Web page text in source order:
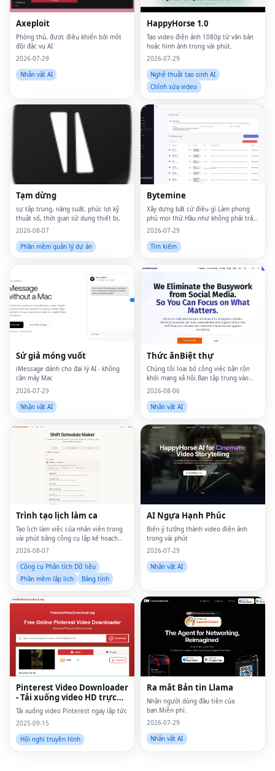
Axeploit
Phòng thủ, được điều khiển bởi một
đội đặc vụ AI
2026-07-29
Nhân vật AI
HappyHorse 1.0
Tạo video điện ảnh 1080p từ văn bản
hoặc hình ảnh trong vài phút.
2026-07-29
Nghệ thuật tạo sinh AI
Chỉnh sửa video
Tạm dừng
sự tập trung, năng suất, phúc lợi kỹ
thuật số, thời gian sử dụng thiết bị,
2026-08-07
Phần mềm quản lý dự án
Bytemine
Xây dựng bất cứ điều gì.Làm phong
phú mọi thứ.Hầu như không phải trả
gì.
2026-07-29
Tìm kiếm
Sứ giả móng vuốt
iMessage dành cho đại lý AI - không
cần máy Mac
2026-07-29
Nhân vật AI
Thức ănBiệt thự
Chúng tôi loại bỏ công việc bận rộn
khỏi mạng xã hội.Bạn tập trung vào
những gì quan trọng.
2026-08-06
Nhân vật AI
Trình tạo lịch làm ca
Tạo lịch làm việc của nhân viên trong
vài phút bằng công cụ lập kế hoạch
trực tuyến đơn giản
2026-08-07
Công cụ Phân tích Dữ liệu
Phần mềm lập lịch
Bảng tính
AI Ngựa Hạnh Phúc
Biến ý tưởng thành video điện ảnh
trong vài phút
2026-07-29
Nhân vật AI
Pinterest Video Downloader
- Tải xuống video HD trực
tuyến
Tải xuống video Pinterest ngay lập tức
2025-09-15
Hội nghị truyền hình
Ra mắt Bản tin Llama
Nhận người dùng đầu tiên của
bạn.Miễn phí.
2026-07-29
Nhân vật AI